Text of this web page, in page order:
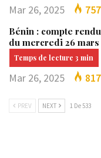
Mar 26, 2025 757
Bénin : compte
du mercredi 26 mars
Mar 26, 2025 817
PREV NEXT 1 De 533